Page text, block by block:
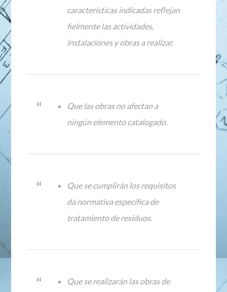
características indicadas reflejan
fielmente las actividades,
instalaciones y obras a realizar.
Que las obras no afectan a
ningún elemento catalogado.
Que se cumplirán los requisitos
da normativa específica de
tratamiento de residuos.
Que se realizarán las obras de